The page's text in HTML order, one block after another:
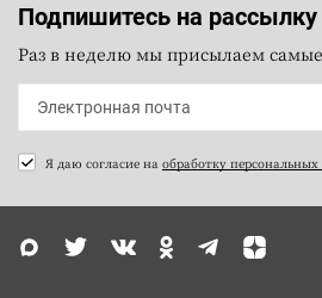
Подпишитесь на рассылку
Раз в неделю мы присылаем
Я даю согласие на обработку